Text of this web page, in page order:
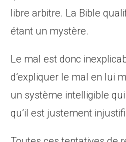
libre arbitre. La Bible
étant un mystère.
Le mal est donc
d’expliquer le mal en lui
un système intelligible
qu’il est justement